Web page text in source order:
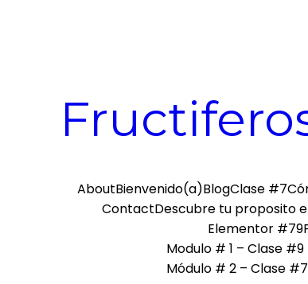
AboutBienvenido(a)BlogClase #7
ContactDescubre tu proposito
Elementor #79
Modulo # 1 – Clase
Módulo # 2 – Clase #7